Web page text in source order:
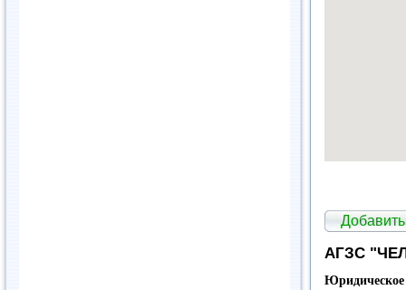
АГЗС
Юридическое